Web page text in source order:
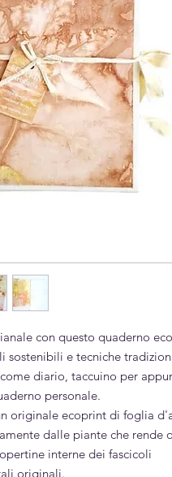
con questo quaderno
sostenibili e tecniche
diario, taccuino per
personale.
originale ecoprint di foglia
dalle piante che rende
interne dei fascicoli
originali.